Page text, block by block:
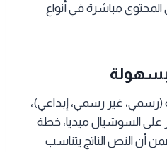
مباشرة في أنواع
(رسمي، غير رسمي، إبداعي)،
على السوشيال ميديا، خطة
أن النص الناتج يتناسب